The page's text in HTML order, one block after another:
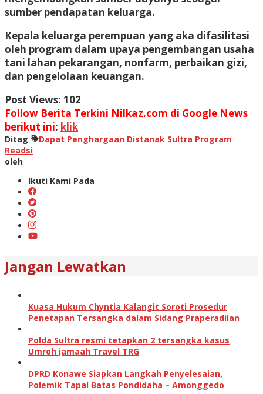
sumber pendapatan keluarga.
Kepala keluarga perempuan yang aka difasilitasi
oleh program dalam upaya pengembangan usaha
tani lahan pekarangan, nonfarm, perbaikan gizi,
dan pengelolaan keuangan.
Post Views: 102
Follow Berita Terkini Nilkaz.com di Google News
berikut ini: klik
Ditag Dapat Penghargaan Distanak Sultra Program
Readsi
oleh
Ikuti Kami Pada
Jangan Lewatkan
Kuasa Hukum Chyntia Kalangit Soroti Prosedur
Penetapan Tersangka dalam Sidang Praperadilan
Polda Sultra resmi tetapkan 2 tersangka kasus
Umroh jamaah Travel TRG
DPRD Konawe Siapkan Langkah Penyelesaian,
Polemik Tapal Batas Pondidaha – Amonggedo